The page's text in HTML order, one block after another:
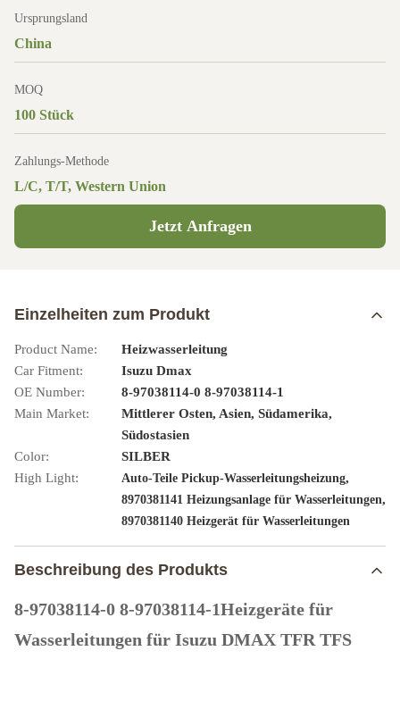
Ursprungsland
China
MOQ
100 Stück
Zahlungs-Methode
L/C, T/T, Western Union
Jetzt Anfragen
Einzelheiten zum Produkt
Product Name:
Heizwasserleitung
Car Fitment:
Isuzu Dmax
OE Number:
8-97038114-0 8-97038114-1
Main Market:
Mittlerer Osten, Asien, Südamerika,
Südostasien
Color:
SILBER
High Light:
Auto-Teile Pickup-Wasserleitungsheizung,
8970381141 Heizungsanlage für Wasserleitungen,
8970381140 Heizgerät für Wasserleitungen
Beschreibung des Produkts
8-97038114-0 8-97038114-1Heizgeräte für
Wasserleitungen für Isuzu DMAX TFR TFS